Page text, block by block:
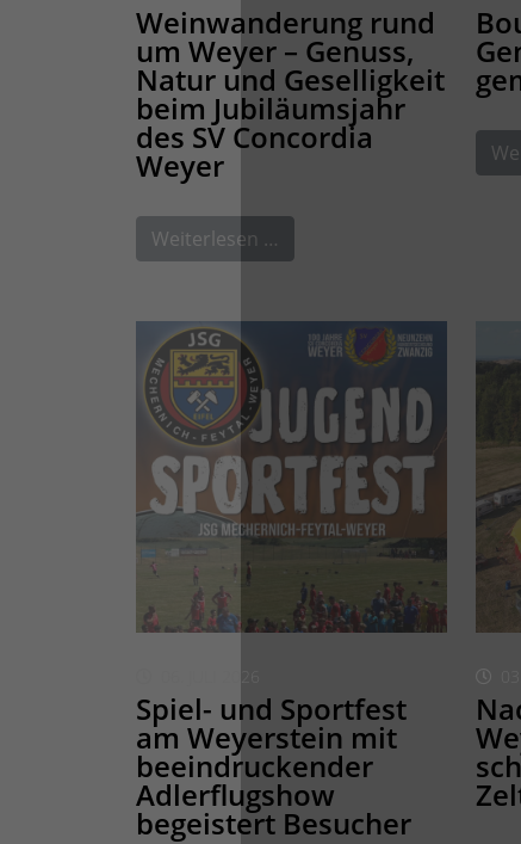
Weinwanderung rund
um Weyer – Genuss,
Natur und Geselligkeit
beim Jubiläumsjahr
des SV Concordia
Weyer
Weiterlesen …
Spiel- und Sportfest
am Weyerstein mit
beeindruckender
Adlerflugshow
begeistert Besucher